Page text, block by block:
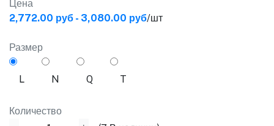
Цена
2,772.00 руб - 3,080.00 руб/шт
Размер
L N Q T
Количество